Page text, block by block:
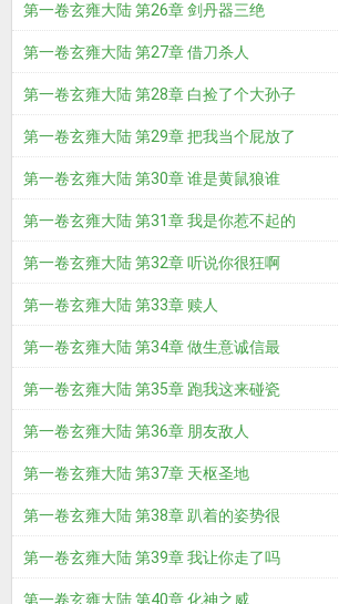
第一卷玄雍大陆 第26章 剑丹器三绝
第一卷玄雍大陆 第27章 借刀杀人
第一卷玄雍大陆 第28章 白捡了个大孙子
第一卷玄雍大陆 第29章 把我当个屁放了
第一卷玄雍大陆 第30章 谁是黄鼠狼谁
第一卷玄雍大陆 第31章 我是你惹不起的
第一卷玄雍大陆 第32章 听说你很狂啊
第一卷玄雍大陆 第33章 赎人
第一卷玄雍大陆 第34章 做生意诚信最
第一卷玄雍大陆 第35章 跑我这来碰瓷
第一卷玄雍大陆 第36章 朋友敌人
第一卷玄雍大陆 第37章 天枢圣地
第一卷玄雍大陆 第38章 趴着的姿势很
第一卷玄雍大陆 第39章 我让你走了吗
第一卷玄雍大陆 第40章 化神之威